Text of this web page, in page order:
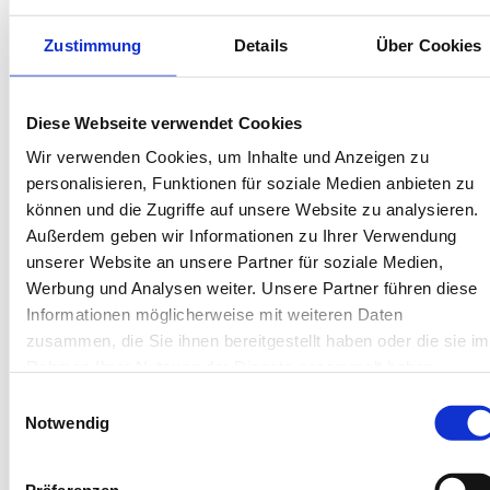
Zustimmung Details Über Cookies
Diese Webseite verwendet Cookies
Wir verwenden Cookies, um Inhalte und Anzeigen zu
personalisieren, Funktionen für soziale Medien anbieten zu
können und die Zugriffe auf unsere Website zu analysieren.
Außerdem geben wir Informationen zu Ihrer Verwendung
unserer Website an unsere Partner für soziale Medien,
Werbung und Analysen weiter. Unsere Partner führen diese
Informationen möglicherweise mit weiteren Daten
zusammen, die Sie ihnen bereitgestellt haben oder die sie im
Notwendig
Bis 60 Tage vorab kostenfrei stornieren
Best-Preis-Garantie für Ihren Urlaub
Kartenzahlung möglich
Endreinigung inklusive
Gäste-App mit digitalen Bonusprogrammen
Zedeliusstraße 36, 26486 Wangerooge
Objekt-Nr.: 540048
Diese Unterkunft teilen: